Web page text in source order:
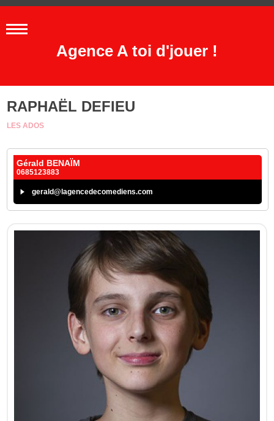
Agence A toi d'jouer !
RAPHAËL DEFIEU
LES ADOS
Gérald BENAÏM
0685123883
gerald@lagencedecomediens.com